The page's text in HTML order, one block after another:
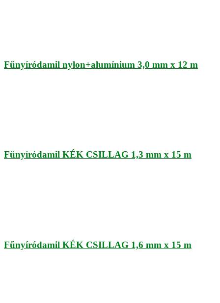
Fűnyíródamil nylon+alumínium 3,0 mm x 12 m
Fűnyíródamil KÉK CSILLAG 1,3 mm x 15 m
Fűnyíródamil KÉK CSILLAG 1,6 mm x 15 m